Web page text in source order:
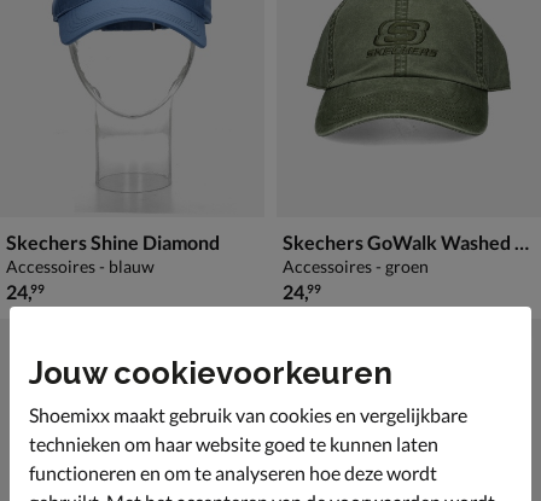
Skechers Shine Diamond
Accessoires - blauw
€ 24,99
24,99
Skechers GoWalk Washed Triples
Accessoires - groen
€ 24,99
24,99
Jouw cookievoorkeuren
Shoemixx maakt gebruik van cookies en vergelijkbare
technieken om haar website goed te kunnen laten
functioneren en om te analyseren hoe deze wordt